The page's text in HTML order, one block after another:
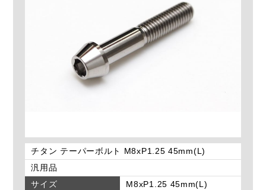
チタン テーパーボルト M8xP1.25 45mm(L)
汎用品
サイズ
M8xP1.25 45mm(L)